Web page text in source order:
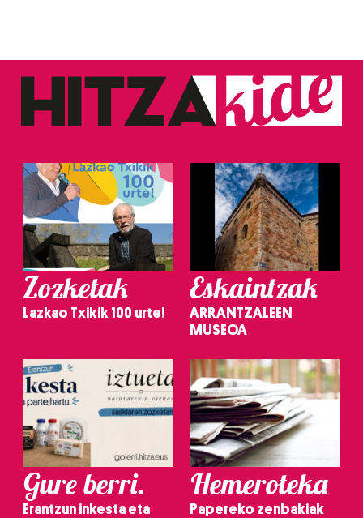
Zozketak
Lazkao Txikik 100 urte!
Eskaintzak
ARRANTZALEEN
MUSEOA
Gure berri.
Erantzun inkesta eta
Hemeroteka
Papereko zenbakiak